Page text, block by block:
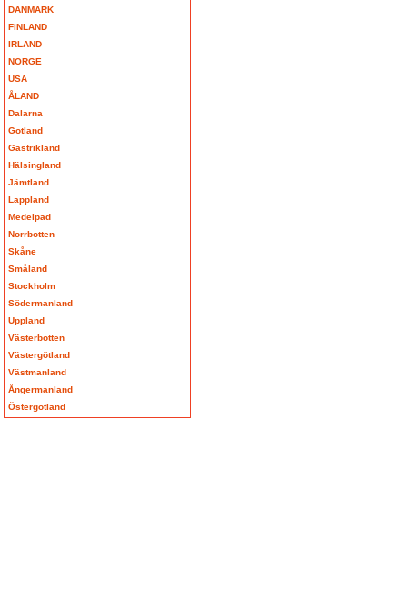
DANMARK
FINLAND
IRLAND
NORGE
USA
ÅLAND
Dalarna
Gotland
Gästrikland
Hälsingland
Jämtland
Lappland
Medelpad
Norrbotten
Skåne
Småland
Stockholm
Södermanland
Uppland
Västerbotten
Västergötland
Västmanland
Ångermanland
Östergötland